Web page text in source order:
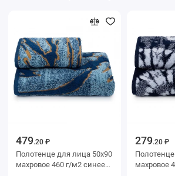
479.20 ₽
Полотенце для лица 50х90
махровое 460 г/м2 синее
279.20 ₽
Полотенце для лица 50х90
махровое 460 г/м2 Белый,